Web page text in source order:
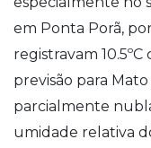
em Ponta Porã,
registravam
previsão para
parcialmente
umidade relativa